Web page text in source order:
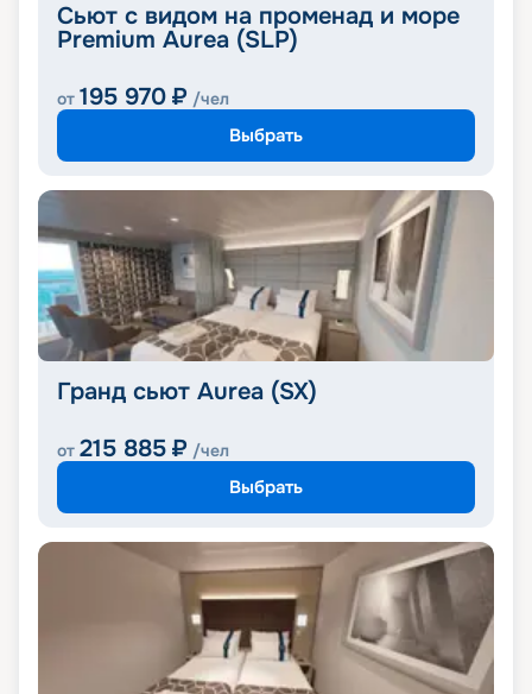
Сьют с видом на променад и море
Premium Aurea (SLP)
от 195 970 ₽ /чел
Выбрать
Гранд сьют Aurea (SX)
от 215 885 ₽ /чел
Выбрать